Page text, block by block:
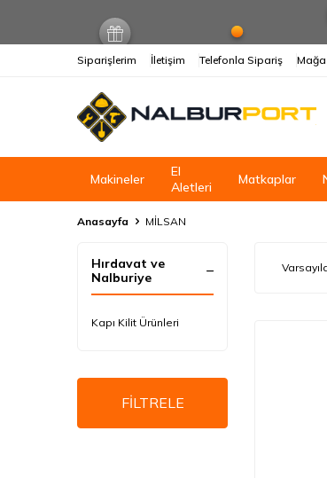
Siparişlerim İletişim Telefonla Sipariş
Makineler
El
Aletleri
Matkaplar
Anasayfa MİLSAN
Hırdavat ve
Nalburiye
Kapı Kilit Ürünleri
FİLTRELE